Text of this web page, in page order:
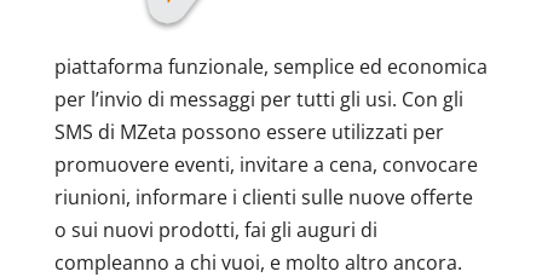
piattaforma funzionale, semplice ed economica
per l’invio di messaggi per tutti gli usi. Con gli
SMS di MZeta possono essere utilizzati per
promuovere eventi, invitare a cena, convocare
riunioni, informare i clienti sulle nuove offerte
o sui nuovi prodotti, fai gli auguri di
compleanno a chi vuoi, e molto altro ancora.